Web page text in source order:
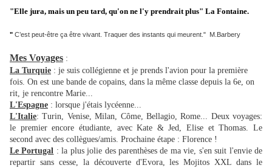
"Elle jura, mais un peu tard, qu'on ne l'y prendrait plus" La Fontaine.
" C’est peut-être ça être vivant. Traquer des instants qui meurent." M.Barbery
Mes Voyages :
La Turquie : je suis collégienne et je prends l'avion pour la première
fois. On est une bande de copains, dans la même classe depuis la 6e, on
rit, je rencontre Marie...
L'Espagne : lorsque j'étais lycéenne...
L'Italie: Turin, Venise, Milan, Côme, Bellagio, Rome... Deux voyages:
le premier encore étudiante, avec Kate & Jed, Elise et Thomas. Le
second avec des collègues/amis. Prochaine étape : Florence !
Le Portugal : la plus jolie des parenthèses de ma vie, s'en suit l'envie de
repartir sans cesse, la découverte d'Evora, les Mojitos XXL dans le